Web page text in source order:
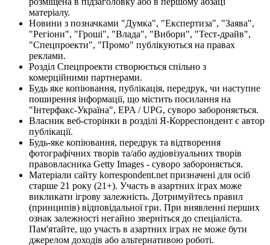
матеріалу.
Новини з позначками "Думка", "Експертиза", "Заява",
"Регіони", "Гроші", "Влада", "Вибори", "Тест-драйв",
"Спецпроекти", "Промо" публікуються на правах
реклами.
Розділ Спецпроекти створюється спільно з
комерційними партнерами.
Будь яке копіювання, публікація, передрук, чи наступне
поширення інформації, що містить посилання на
"Інтерфакс-Україна", EPA / UPG, суворо забороняється.
Власник веб-сторінки в розділі Я-Корреспондент є автор
публікації.
Будь-яке копіювання, передрук та відтворення
фотографічних творів та/або аудіовізуальних творів
правовласника Getty Images - суворо забороняється.
Матеріали сайту korrespondent.net призначені для осіб
старше 21 року (21+). Участь в азартних іграх може
викликати ігрову залежність. Дотримуйтесь правил
(принципів) відповідальної гри. При виявленні перших
ознак залежності негайно зверніться до спеціаліста.
Пам'ятайте, що участь в азартних іграх не може бути
джерелом доходів або альтернативою роботі.